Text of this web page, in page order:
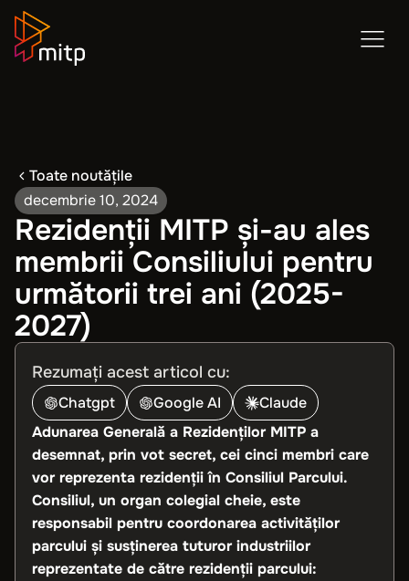
Toate noutățile
decembrie 10, 2024
Rezidenții MITP și-au ales
membrii Consiliului pentru
următorii trei ani (2025-
2027)
Rezumați acest articol cu:
Chatgpt Google AI
Claude
Adunarea Generală a Rezidenților MITP a
desemnat, prin vot secret, cei cinci membri care
vor reprezenta rezidenții în Consiliul Parcului.
Consiliul, un organ colegial cheie, este
responsabil pentru coordonarea activităților
parcului și susținerea tuturor industriilor
reprezentate de către rezidenții parcului: